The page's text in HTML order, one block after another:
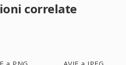
correlate